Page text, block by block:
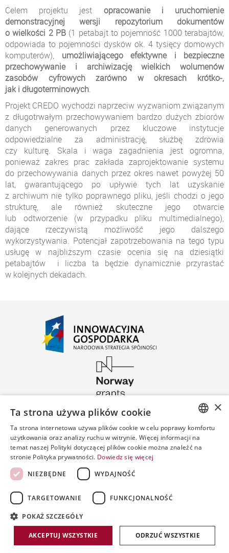
Celem projektu jest opracowanie i uruchomienie
demonstracyjnej wersji repozytorium dokumentów
o wielkości 2 PB (1 petabajt to pojemność 1000 terabajtów,
odpowiada to pojemności dysków ok. 4 tysięcy domowych
komputerów), umożliwiającego efektywne i bezpieczne
przechowywanie i archiwizację wielkich wolumenów
zasobów cyfrowych zarówno w okresach krótko-,
jak i długoterminowych.
Projekt CREDO wychodzi naprzeciw wyzwaniom związanym
z długotrwałym przechowywaniem bardzo dużych zbiorów
danych generowanych przez kluczowe instytucje
odpowiedzialne za administrację, służbę zdrowia
czy kulturę. Skala i waga zagadnienia jest ogromna,
ponieważ zakres prac zakłada zaprojektowanie systemu
do przechowywania danych przez okres nawet powyżej 50
lat, gwarantującego po upływie tych lat uzyskanie
z archiwum nie tylko poprawnego pliku, jeśli chodzi o jego
strukturę, ale również skuteczne jego otwarcie
lub odtworzenie (w przypadku pliku multimedialnego),
dające rzeczywistą możliwość jego dalszego
wykorzystywania. Potencjał zapotrzebowania na tego typu
usługę w najbliższym czasie ocenia się na dziesiątki
petabajtów i liczba ta będzie dynamicznie przyrastać
w kolejnych dekadach.
Copyright by PWPW
ENGLISH
×
Ta strona używa plików cookie
Ta strona internetowa używa plików cookie w celu poprawy komfortu
użytkowania oraz analizy ruchu w witrynie. Więcej informacji na
temat naszej Polityki dotyczącej plików cookie można znaleźć na
stronie Polityka prywatności. Dowiedz się więcej
NIEZBĘDNE
WYDAJNOŚĆ
TARGETOWANIE FUNKCJONALNOŚĆ
POKAŻ SZCZEGÓŁY
AKCEPTUJ WSZYSTKIE ODRZUĆ WSZYSTKIE